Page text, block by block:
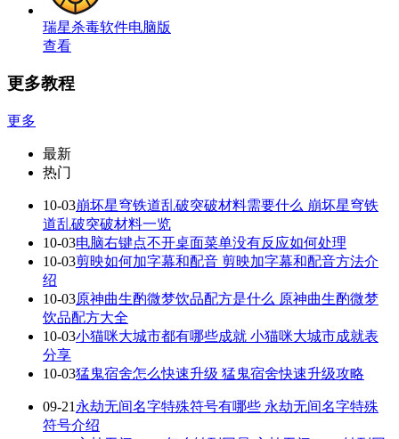
瑞星杀毒软件电脑版
查看
更多教程
更多
最新
热门
10-03崩坏星穹铁道乱破突破材料需要什么 崩坏星穹铁
道乱破突破材料一览
10-03电脑右键点不开桌面菜单没有反应如何处理
10-03剪映如何加字幕和配音 剪映加字幕和配音方法介
绍
10-03原神曲生酌微梦饮品配方是什么 原神曲生酌微梦
饮品配方大全
10-03小猫咪大城市都有哪些成就 小猫咪大城市成就表
分享
10-03猛鬼宿舍怎么快速升级 猛鬼宿舍快速升级攻略
09-21 永劫无间名字特殊符号有哪些 永劫无间名字特殊
符号介绍